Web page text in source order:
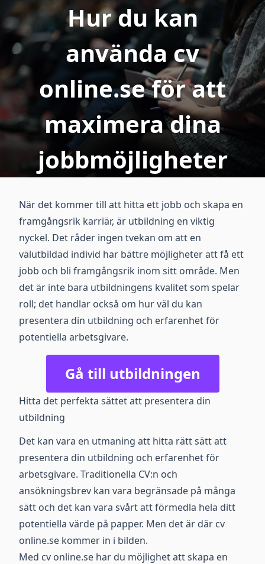
Hur du kan
använda cv
online.se för att
maximera dina
jobbmöjligheter
När det kommer till att hitta ett jobb och skapa en
framgångsrik karriär, är utbildning en viktig
nyckel. Det råder ingen tvekan om att en
välutbildad individ har bättre möjligheter att få ett
jobb och bli framgångsrik inom sitt område. Men
det är inte bara utbildningens kvalitet som spelar
roll; det handlar också om hur väl du kan
presentera din utbildning och erfarenhet för
potentiella arbetsgivare.
Gå till utbildningen
Hitta det perfekta sättet att presentera din
utbildning
Det kan vara en utmaning att hitta rätt sätt att
presentera din utbildning och erfarenhet för
arbetsgivare. Traditionella CV:n och
ansökningsbrev kan vara begränsade på många
sätt och det kan vara svårt att förmedla hela ditt
potentiella värde på papper. Men det är där cv
online.se kommer in i bilden.
Med cv online.se har du möjlighet att skapa en